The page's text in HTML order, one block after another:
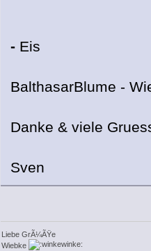
- Eis
BalthasarBlume -
Danke & viele
Sven
Liebe GrÃ¼ÃŸe
Wiebke